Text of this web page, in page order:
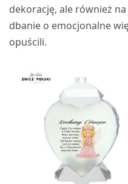
dekorację, ale również
dbanie o emocjonalne
opuścili.